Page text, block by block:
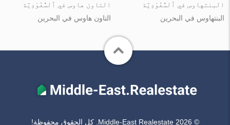
البنتهاوس في ٱلسُّعُوْدِيَّة
البنتهاوس في البحرين
التاون هاوس في ٱلسُّعُوْدِيَّة
التاون هاوس في البحرين
© Middle-East Realestate 2026. كل الحقوق محفوظة!